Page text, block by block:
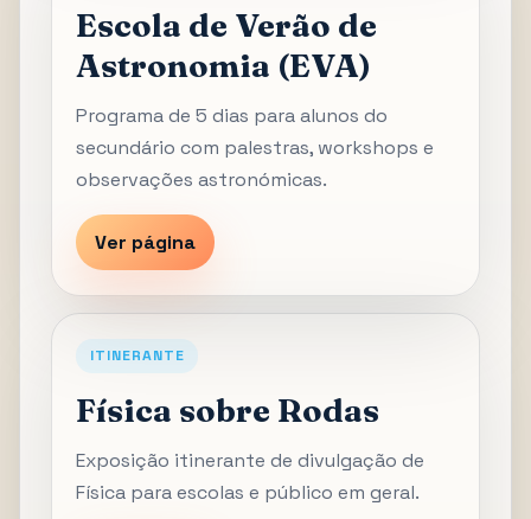
Escola de Verão de
Astronomia (EVA)
Programa de 5 dias para alunos do
secundário com palestras, workshops e
observações astronómicas.
Ver página
ITINERANTE
Física sobre Rodas
Exposição itinerante de divulgação de
Física para escolas e público em geral.